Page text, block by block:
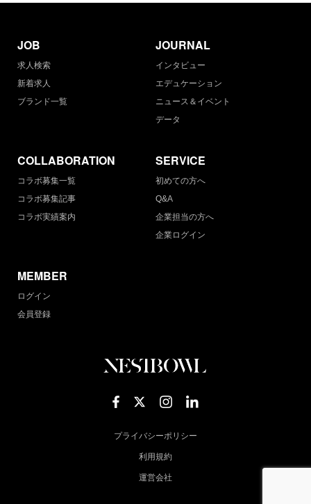
JOB
求人検索
新着求人
ブランド一覧
JOURNAL
インタビュー
エデュケーション
ニュース＆イベント
データ
COLLABORATION
コラボ募集一覧
コラボ募集記事
コラボ実績案内
SERVICE
初めての方へ
Q&A
企業担当の方へ
企業ログイン
MEMBER
ログイン
会員登録
プライバシーポリシー
利用規約
運営会社